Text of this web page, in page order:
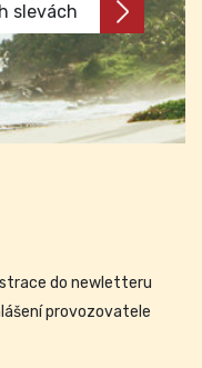
slevách
do newletteru
provozovatele